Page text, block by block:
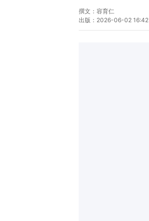
撰文： 容育仁
出版： 2026-06-02 16:42